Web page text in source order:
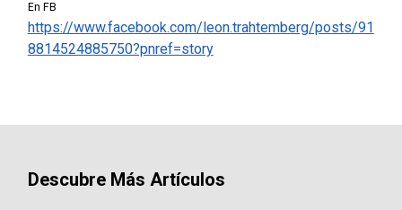
En FB
https://www.facebook.com/leon.trahtemberg/posts/91
8814524885750?pnref=story
Descubre Más Artículos